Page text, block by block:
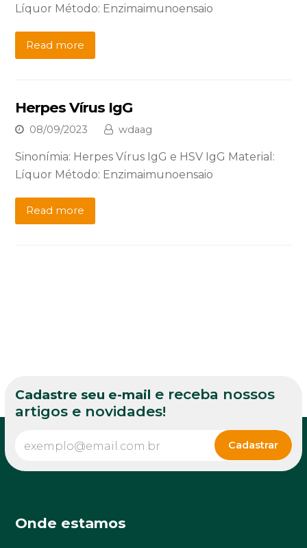
Líquor Método: Enzimaimunoensaio
Read more
Herpes Vírus IgG
08/09/2023 wdaag
Sinonímia: Herpes Vírus IgG e HSV IgG Material:
Líquor Método: Enzimaimunoensaio
Read more
Cadastre seu e-mail e receba nossos
artigos e novidades!
Onde estamos